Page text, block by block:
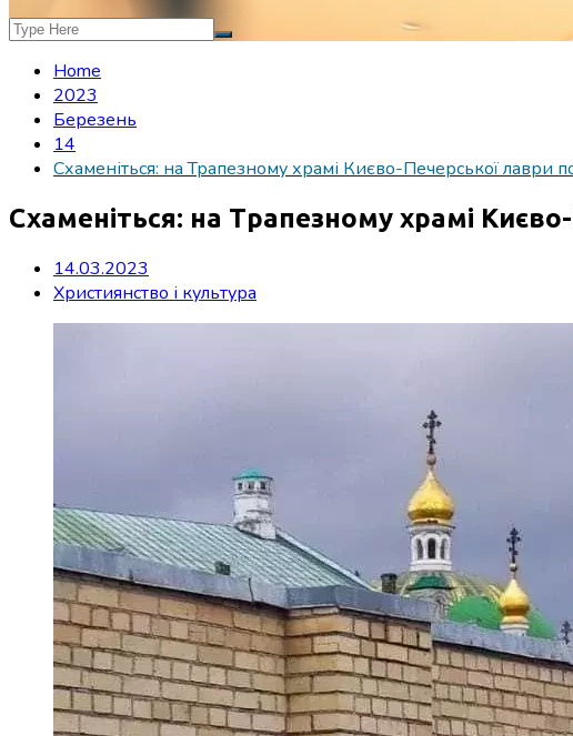
Home
2023
Березень
14
Схаменіться: на Трапезному храмі Києво-Печерської лаври
Схаменіться: на Трапезному храмі
14.03.2023
Християнство і культура